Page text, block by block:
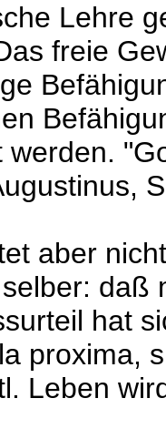
Lehre
freie
aber
daß
hat
proxima,
Leben